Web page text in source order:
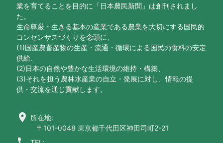
業を育てることを目的に「日本農民新聞」は創刊されまし
た。
生命尊厳・生きる基本の産業である農業を大切にする国民的
コンセンサスづくりを念頭に、
(1)国産農畜産物の生産・流通・循環による国民の食料の安定
供給、
(2)日本の自然や豊かな生活環境の維持・構築、
(3)それを担う農林水産業の自立・発展に対し、情報の提
供・交流を通じ貢献します。
location_on 所在地:
〒101-0048 東京都千代田区神田司町2-21